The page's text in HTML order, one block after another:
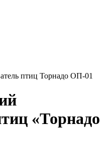
птиц Торнадо ОП-01
«Торнадо